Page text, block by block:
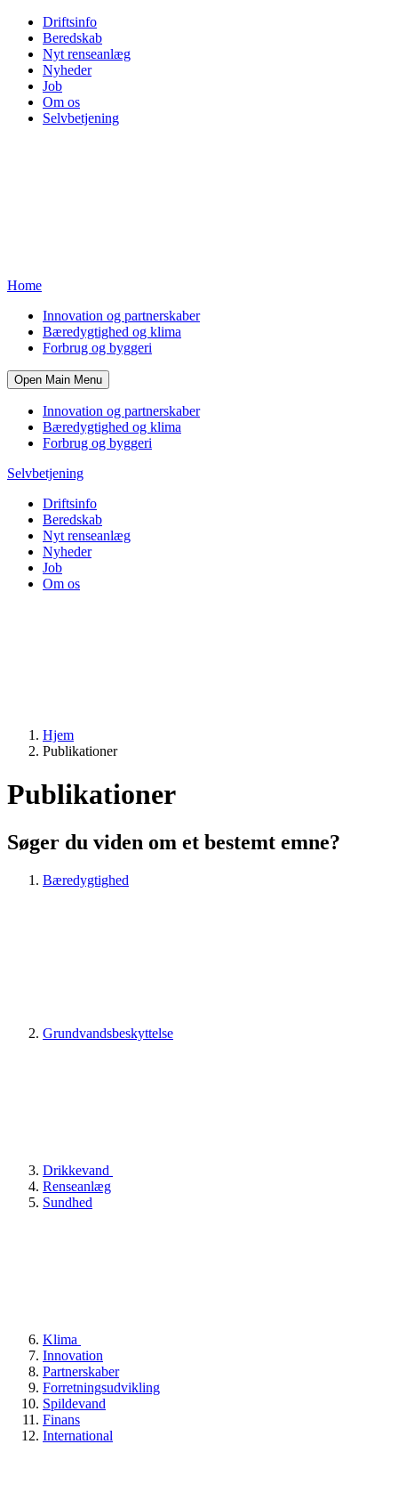
Driftsinfo
Beredskab
Nyt renseanlæg
Nyheder
Job
Om os
Selvbetjening
Home
Innovation og partnerskaber
Bæredygtighed og klima
Forbrug og byggeri
Open Main Menu
Innovation og partnerskaber
Bæredygtighed og klima
Forbrug og byggeri
Selvbetjening
Driftsinfo
Beredskab
Nyt renseanlæg
Nyheder
Job
Om os
Hjem
Publikationer
Publikationer
Søger du viden om et bestemt emne?
Bæredygtighed
Grundvandsbeskyttelse
Drikkevand
Renseanlæg
Sundhed
Klima
Innovation
Partnerskaber
Forretningsudvikling
Spildevand
Finans
International